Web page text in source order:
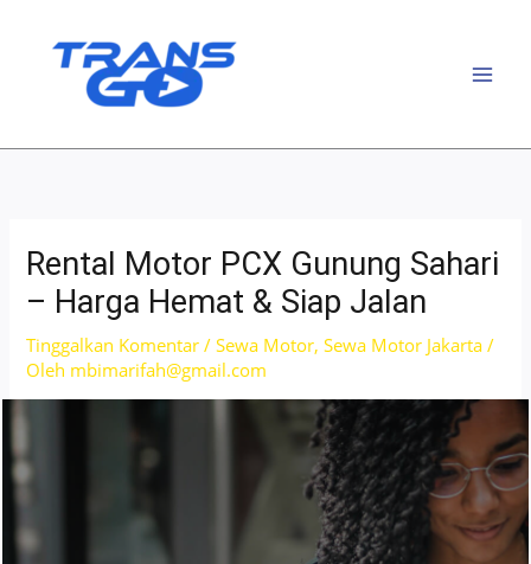
Rental Motor PCX Gunung Sahari
– Harga Hemat & Siap Jalan
Tinggalkan Komentar /Sewa Motor,Sewa Motor Jakarta /
Oleh mbimarifah@gmail.com